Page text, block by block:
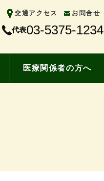
交通アクセス お問合せ
代表03-5375-1234
医療関係者の方へ